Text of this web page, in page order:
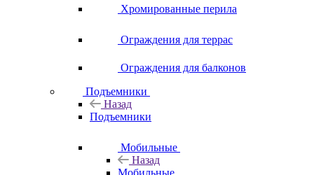
Хромированные перила
Ограждения для террас
Ограждения для балконов
Подъемники
Назад
Подъемники
Мобильные
Назад
Мобильные